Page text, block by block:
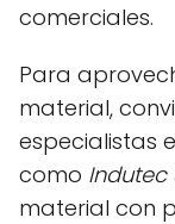
comerciales.
Para
material,
especialistas
como Indutec
material con